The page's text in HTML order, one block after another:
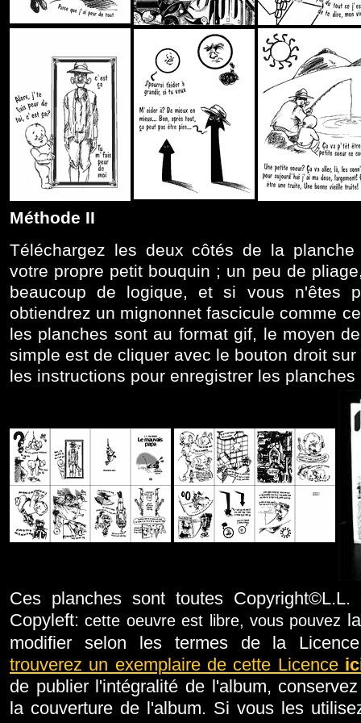
Méthode II
Téléchargez les deux côtés de la planche
votre propre petit bouquin ; un peu de
beaucoup de logique, et si vous n'êtes
obtiendrez un mignonnet fascicule comme
les planches sont au format gif, le moyen
simple est de cliquer avec le bouton droit
les instructions pour enregistrer les planches
Ces planches sont toutes
Copyleft:cette oeuvre est libre, vous pouvez
modifier selon les termes de la
trouverez un exemplaire de cette Licence
de publier l'intégralité de l'album,
la couverture de l'album. Si vous les